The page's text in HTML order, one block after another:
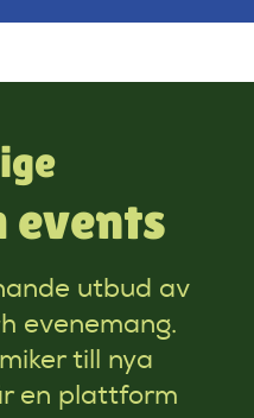
events
utbud av
evenemang.
till nya
en plattform